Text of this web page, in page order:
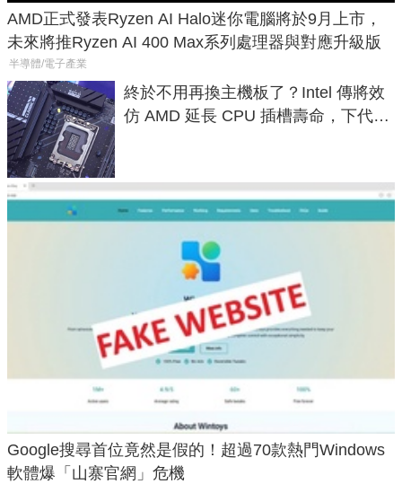
AMD正式發表Ryzen AI Halo迷你電腦將於9月上市，
未來將推Ryzen AI 400 Max系列處理器與對應升級版
半導體/電子產業
終於不用再換主機板了？Intel 傳將效
仿 AMD 延長 CPU 插槽壽命，下代
Google搜尋首位竟然是假的！超過70款熱門Windows
軟體爆「山寨官網」危機